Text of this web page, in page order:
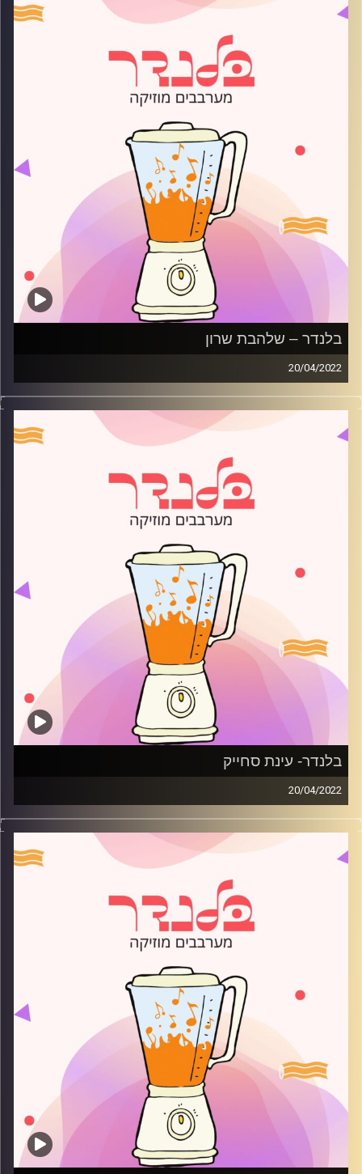
קרדיט תמונות: AudioVersity
בלנדר – שלהבת שרון
20/04/2022
מוזיקה קצבית חדשה עם שלהבת שרון.
קרדיט תמונות:
AudioVersity
בלנדר- עינת סחייק
20/04/2022
מוזיקה קצבית חדשה עם עינת סחייק.
קרדיט תמונות:
AudioVersity